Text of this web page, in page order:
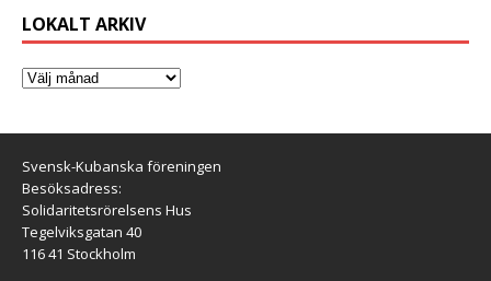
LOKALT ARKIV
Svensk-Kubanska föreningen
Besöksadress:
Solidaritetsrörelsens Hus
Tegelviksgatan 40
116 41 Stockholm